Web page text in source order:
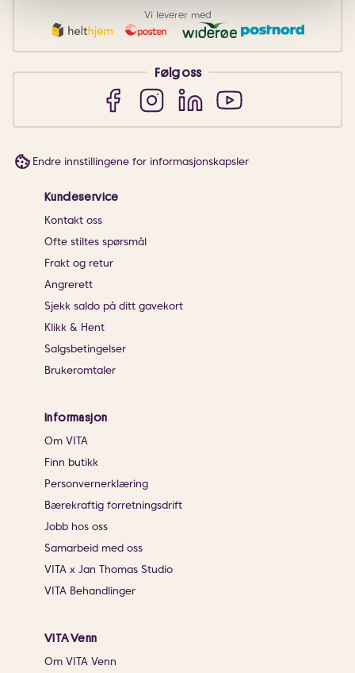
Vi leverer med
Følg oss
Endre innstillingene for informasjonskapsler
Kundeservice
Kontakt oss
Ofte stiltes spørsmål
Frakt og retur
Angrerett
Sjekk saldo på ditt gavekort
Klikk & Hent
Salgsbetingelser
Brukeromtaler
Informasjon
Om VITA
Finn butikk
Personvernerklæring
Bærekraftig forretningsdrift
Jobb hos oss
Samarbeid med oss
VITA x Jan Thomas Studio
VITA Behandlinger
VITA Venn
Om VITA Venn